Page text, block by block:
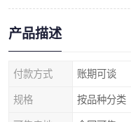
产品描述
付款方式 账期可谈
规格 按品种分类